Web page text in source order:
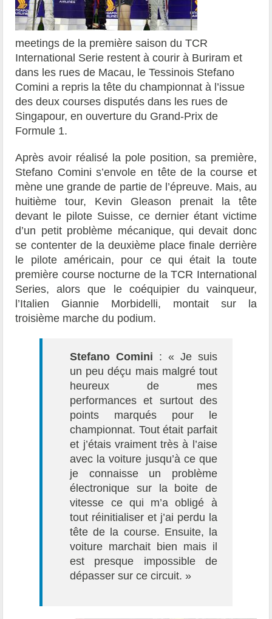
meetings de la première saison du TCR
International Serie restent à courir à Buriram et
dans les rues de Macau, le Tessinois Stefano
Comini a repris la tête du championnat à l’issue
des deux courses disputés dans les rues de
Singapour, en ouverture du Grand-Prix de
Formule 1.
Après avoir réalisé la pole position, sa première,
Stefano Comini s’envole en tête de la course et
mène une grande de partie de l’épreuve. Mais, au
huitième tour, Kevin Gleason prenait la tête
devant le pilote Suisse, ce dernier étant victime
d’un petit problème mécanique, qui devait donc
se contenter de la deuxième place finale derrière
le pilote américain, pour ce qui était la toute
première course nocturne de la TCR International
Series, alors que le coéquipier du vainqueur,
l’Italien Giannie Morbidelli, montait sur la
troisième marche du podium.
Stefano Comini : « Je suis
un peu déçu mais malgré tout
heureux de mes
performances et surtout des
points marqués pour le
championnat. Tout était parfait
et j’étais vraiment très à l’aise
avec la voiture jusqu’à ce que
je connaisse un problème
électronique sur la boite de
vitesse ce qui m’a obligé à
tout réinitialiser et j’ai perdu la
tête de la course. Ensuite, la
voiture marchait bien mais il
est presque impossible de
dépasser sur ce circuit. »